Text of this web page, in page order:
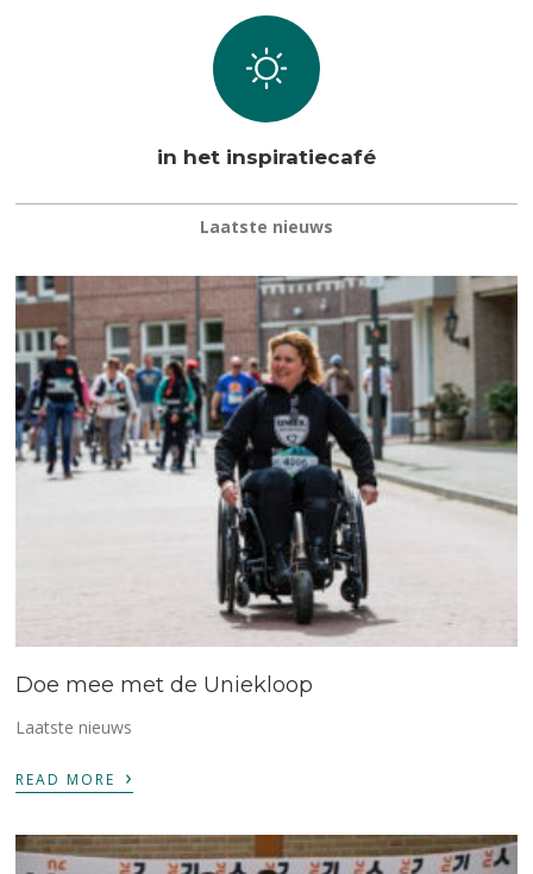
in het inspiratiecafé
Laatste nieuws
Doe mee met de Uniekloop
Laatste nieuws
READ MORE ›